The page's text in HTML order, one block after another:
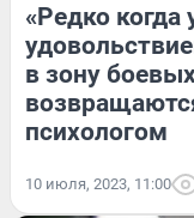
«Редко когда
в зону
психологом
10 июля, 2023, 11:00